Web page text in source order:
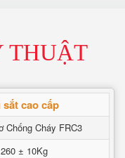
THUẬT
sắt cao cấp
Chống Cháy FRC3
260 ± 10Kg